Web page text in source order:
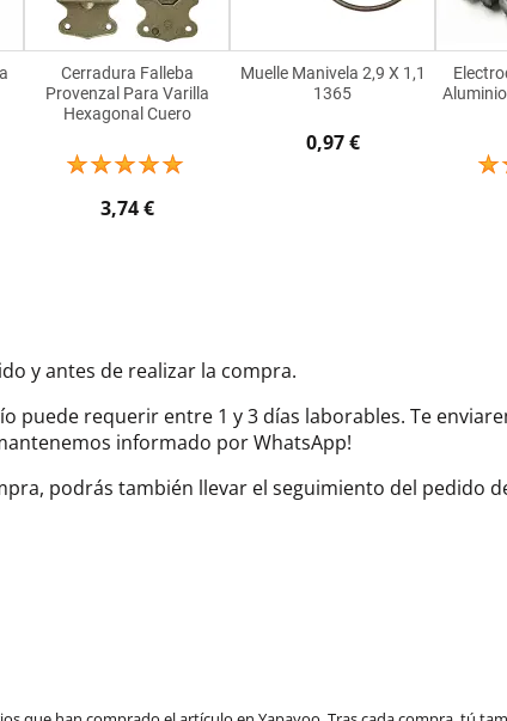
Cerradura Falleba
Provenzal Para Varilla
Hexagonal Cuero
3,74 €
Muelle Manivela 2,9 X 1,1
1365
0,97 €
y antes de realizar la compra.
puede requerir entre 1 y 3 días laborables. Te
informado por WhatsApp!
podrás también llevar el seguimiento del pedido